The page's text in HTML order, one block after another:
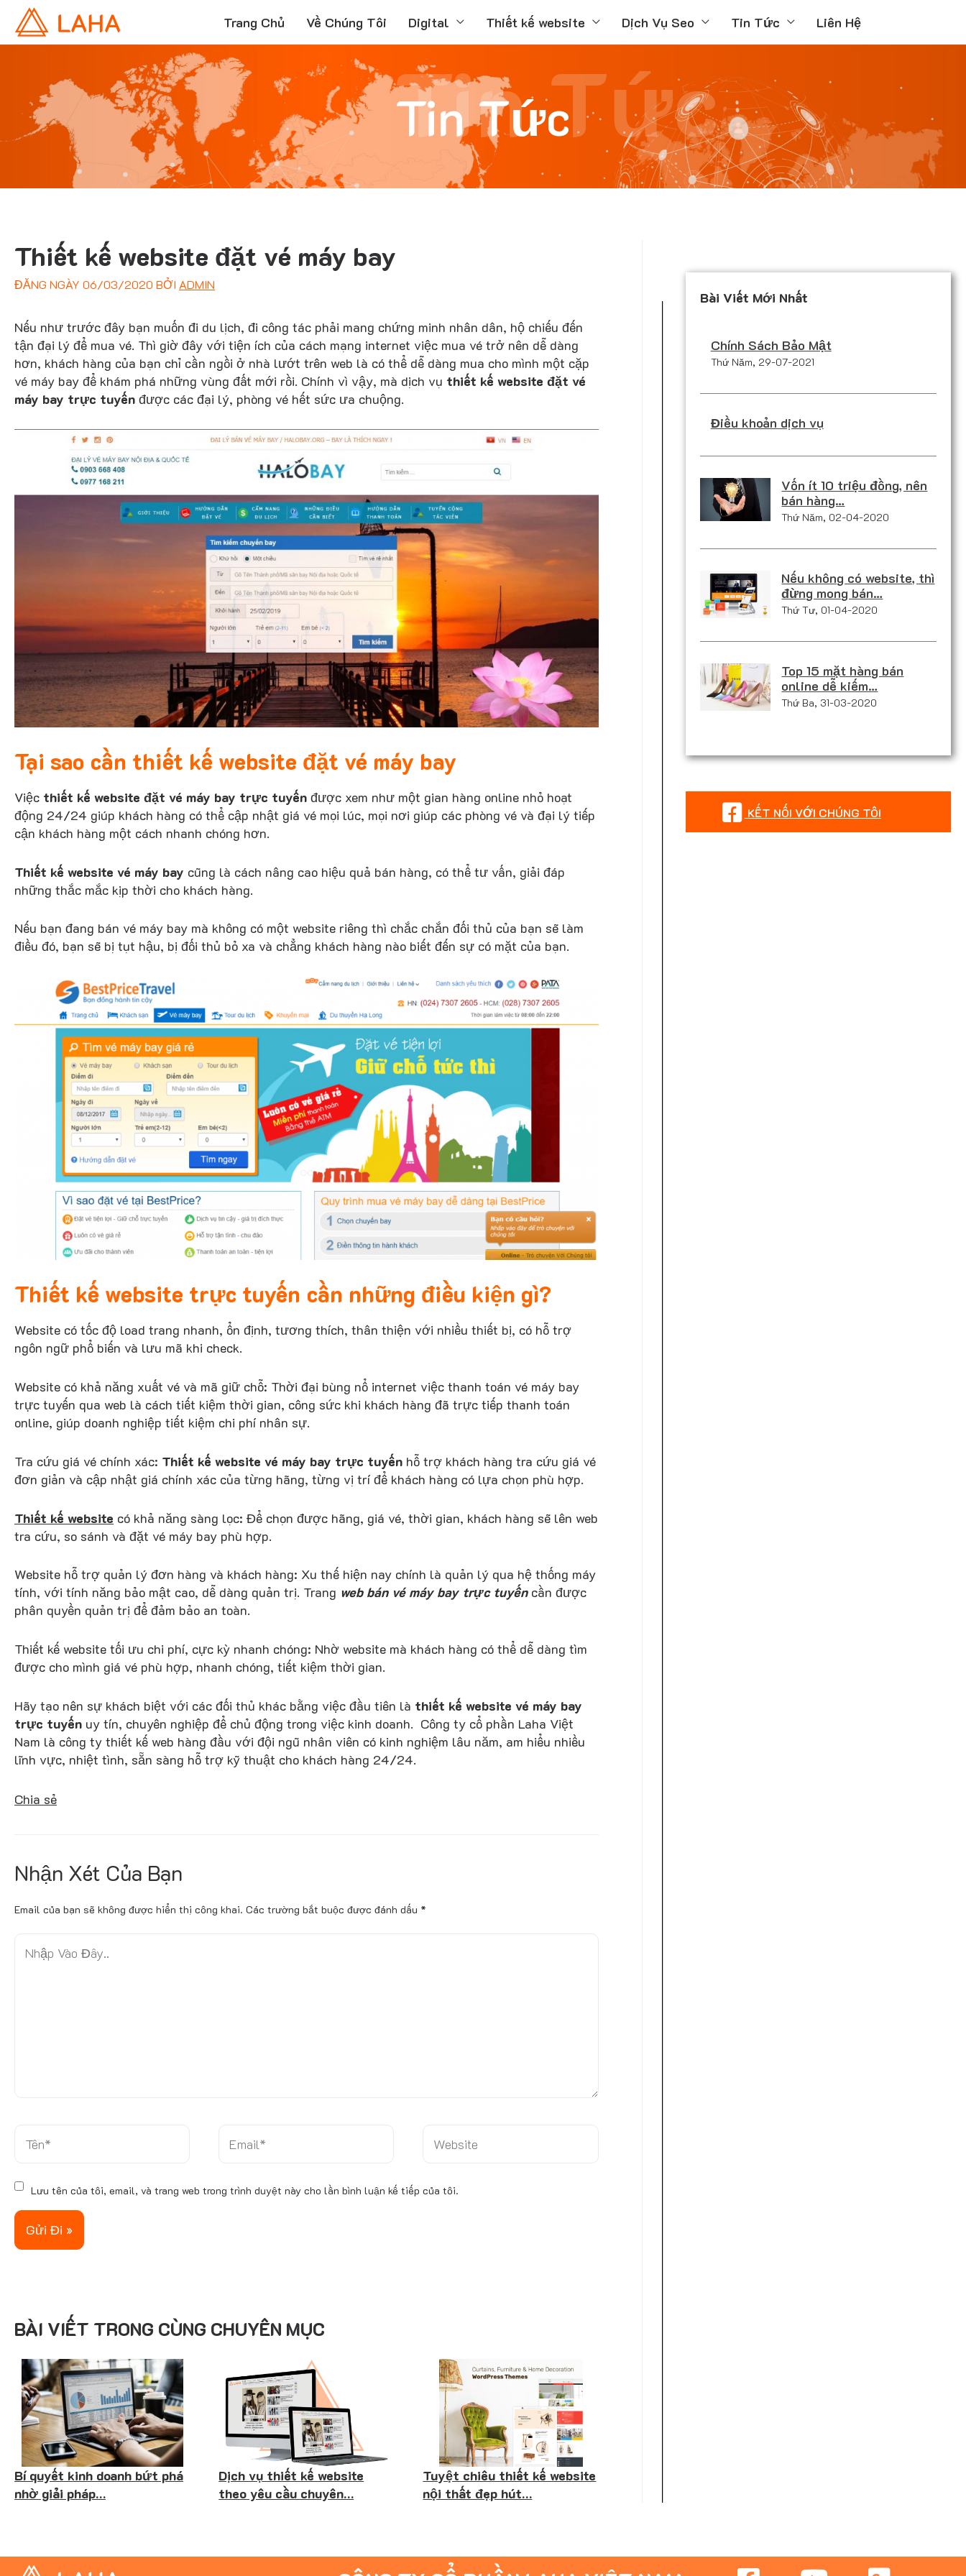
Trang Chủ Về Chúng Tôi Digital Thiết kế website Dịch Vụ Seo Tin Tức Liên Hệ
Trang chủ »Thiết kế website đặt vé máy bay
Tin Tức
Tin Tức
Thiết kế website đặt vé máy bay
ĐĂNG NGÀY 06/03/2020 BỞI ADMIN
Nếu như trước đây bạn muốn đi du lịch, đi công tác phải mang chứng minh nhân dân, hộ chiếu đến
tận đại lý để mua vé. Thì giờ đây với tiện ích của cách mạng internet việc mua vé trở nên dễ dàng
hơn, khách hàng của bạn chỉ cần ngồi ở nhà lướt trên web là có thể dễ dàng mua cho mình một cặp
vé máy bay để khám phá những vùng đất mới rồi. Chính vì vậy, mà dịch vụ thiết kế website đặt vé
máy bay trực tuyến được các đại lý, phòng vé hết sức ưa chuộng.
Tại sao cần thiết kế website đặt vé máy bay
Việc thiết kế website đặt vé máy bay trực tuyến được xem như một gian hàng online nhỏ hoạt
động 24/24 giúp khách hàng có thể cập nhật giá vé mọi lúc, mọi nơi giúp các phòng vé và đại lý tiếp
cận khách hàng một cách nhanh chóng hơn.
Thiết kế website vé máy bay cũng là cách nâng cao hiệu quả bán hàng, có thể tư vấn, giải đáp
những thắc mắc kịp thời cho khách hàng.
Nếu bạn đang bán vé máy bay mà không có một website riêng thì chắc chắn đối thủ của bạn sẽ làm
điều đó, bạn sẽ bị tụt hậu, bị đối thủ bỏ xa và chẳng khách hàng nào biết đến sự có mặt của bạn.
Thiết kế website trực tuyến cần những điều kiện gì?
Website có tốc độ load trang nhanh, ổn định, tương thích, thân thiện với nhiều thiết bị, có hỗ trợ
ngôn ngữ phổ biến và lưu mã khi check.
Website có khả năng xuất vé và mã giữ chỗ: Thời đại bùng nổ internet việc thanh toán vé máy bay
trực tuyến qua web là cách tiết kiệm thời gian, công sức khi khách hàng đã trực tiếp thanh toán
online, giúp doanh nghiệp tiết kiệm chi phí nhân sự.
Tra cứu giá vé chính xác: Thiết kế website vé máy bay trực tuyến hỗ trợ khách hàng tra cứu giá vé
đơn giản và cập nhật giá chính xác của từng hãng, từng vị trí để khách hàng có lựa chọn phù hợp.
Thiết kế website có khả năng sàng lọc: Để chọn được hãng, giá vé, thời gian, khách hàng sẽ lên web
tra cứu, so sánh và đặt vé máy bay phù hợp.
Website hỗ trợ quản lý đơn hàng và khách hàng: Xu thế hiện nay chính là quản lý qua hệ thống máy
tính, với tính năng bảo mật cao, dễ dàng quản trị. Trang web bán vé máy bay trực tuyếncần được
phân quyền quản trị để đảm bảo an toàn.
Thiết kế website tối ưu chi phí, cực kỳ nhanh chóng: Nhờ website mà khách hàng có thể dễ dàng tìm
được cho mình giá vé phù hợp, nhanh chóng, tiết kiệm thời gian.
Hãy tạo nên sự khách biệt với các đối thủ khác bằng việc đầu tiên là thiết kế website vé máy bay
trực tuyến uy tín, chuyên nghiệp để chủ động trong việc kinh doanh. Công ty cổ phần Laha Việt
Nam là công ty thiết kế web hàng đầu với đội ngũ nhân viên có kinh nghiệm lâu năm, am hiểu nhiều
lĩnh vực, nhiệt tình, sẵn sàng hỗ trợ kỹ thuật cho khách hàng 24/24.
Chia sẻ
Nhận Xét Của Bạn
Email của bạn sẽ không được hiển thị công khai. Các trường bắt buộc được đánh dấu *
*
i
s
Lưu tên của tôi, email, và trang web trong trình duyệt này cho lần bình luận kế tiếp của tôi.
BÀI VIẾT TRONG CÙNG CHUYÊN MỤC
Bí quyết kinh doanh bứt phá
nhờ giải pháp…
Dịch vụ thiết kế website
theo yêu cầu chuyên…
Tuyệt chiêu thiết kế website
nội thất đẹp hút…
Bài Viết Mới Nhất
Chính Sách Bảo Mật
Thứ Năm, 29-07-2021
Điều khoản dịch vụ
Vốn ít 10 triệu đồng, nên
bán hàng…
Thứ Năm, 02-04-2020
Nếu không có website, thì
đừng mong bán…
Thứ Tư, 01-04-2020
Top 15 mặt hàng bán
online dễ kiếm…
Thứ Ba, 31-03-2020
KẾT NỐI VỚI CHÚNG TÔI